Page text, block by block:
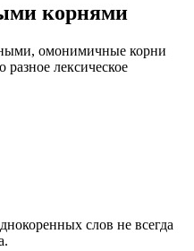
корнями
омонимичные корни
лексическое
слов не всегда